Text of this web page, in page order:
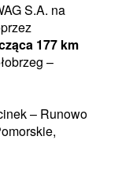
S.A. na
177 km
–
– Runowo